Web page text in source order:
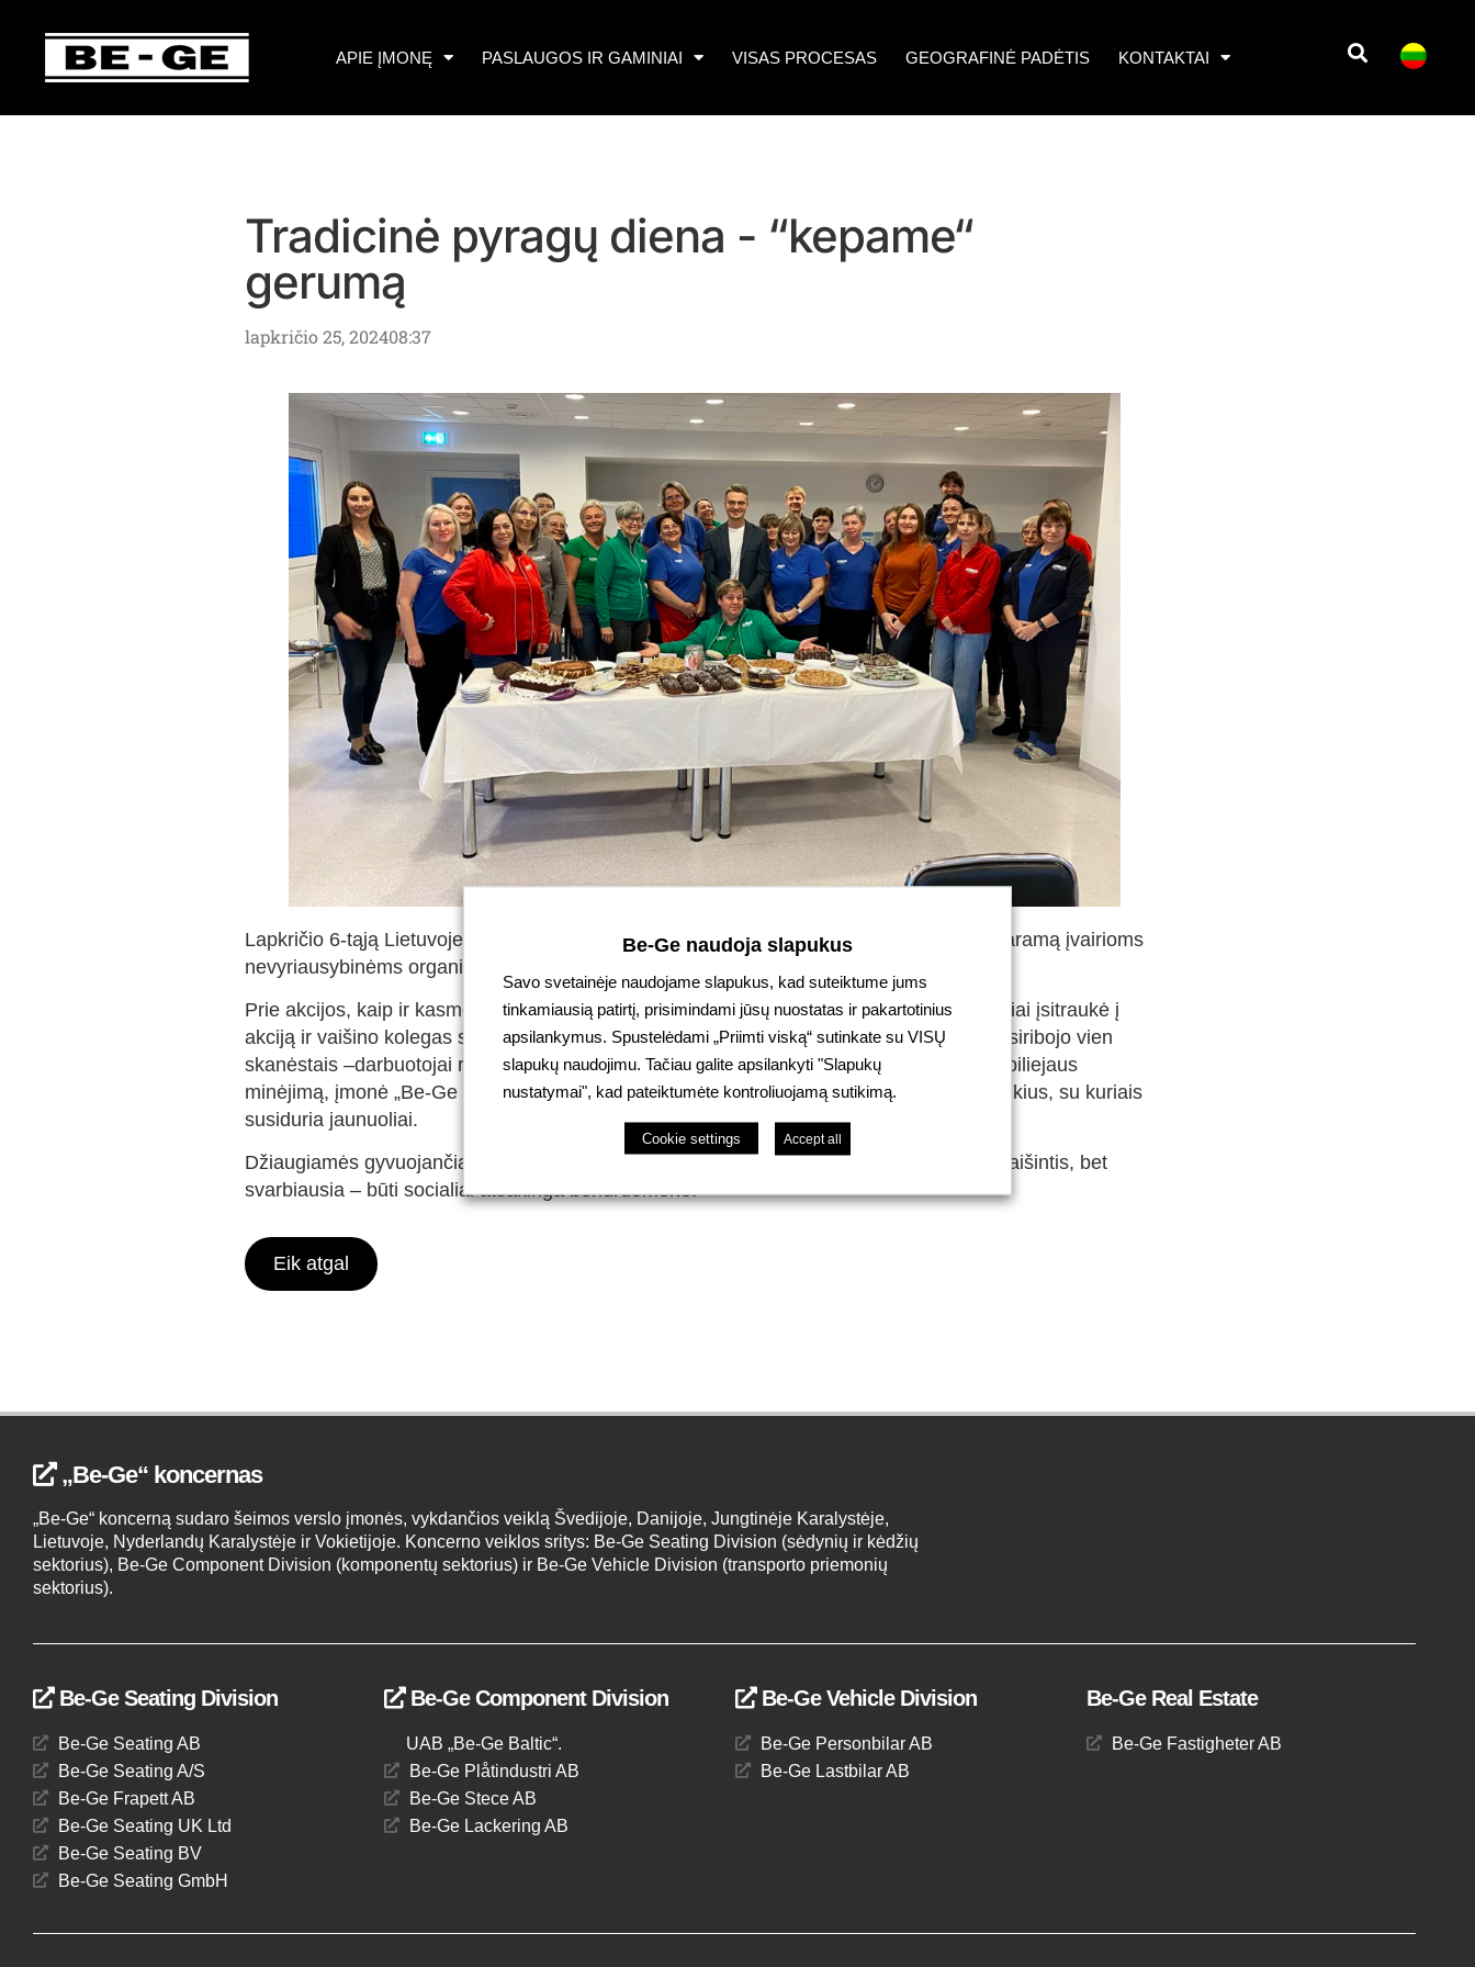
APIE ĮMONĘ PASLAUGOS IR GAMINIAI VISAS PROCESAS GEOGRAFINĖ PADĖTIS KONTAKTAI
Tradicinė pyragų diena - “kepame“
gerumą
lapkričio 25, 202408:37
Lapkričio 6-tąją Lietuvoje minima gerumo akcija „Pyragų diena“, kurios tikslas surinkti paramą įvairioms
nevyriausybinėms organizacijoms.
Prie akcijos, kaip ir kasmet, prisijungė ir „Be-Ge Baltic“ bendruomenė. Darbuotojai aktyviai įsitraukė į
akciją ir vaišino kolegas savo naminiais kepiniais ir kitais desertais. Šventės esmė neapsiribojo vien
skanėstais –darbuotojai rinko lėšas „Jaunimo linijai“. Tęsiant Be-Ge koncerno 90-tojo jubiliejaus
minėjimą, įmonė „Be-Ge Baltic“ kvietė darbuotojus atkreipti dėmesį į jaunąją kartą ir iššūkius, su kuriais
susiduria jaunuoliai.
Džiaugiamės gyvuojančia tradicija ir didžiuojamės dideliu darbuotojų įsitraukimu ne tik vaišintis, bet
svarbiausia – būti socialiai atsakinga bendruomene.
Eik atgal
„Be-Ge“ koncernas
„Be-Ge“ koncerną sudaro šeimos verslo įmonės, vykdančios veiklą Švedijoje, Danijoje, Jungtinėje Karalystėje,
Lietuvoje, Nyderlandų Karalystėje ir Vokietijoje. Koncerno veiklos sritys: Be-Ge Seating Division (sėdynių ir kėdžių
sektorius), Be-Ge Component Division (komponentų sektorius) ir Be-Ge Vehicle Division (transporto priemonių
sektorius).
Be-Ge Seating Division
Be-Ge Seating AB
Be-Ge Seating A/S
Be-Ge Frapett AB
Be-Ge Seating UK Ltd
Be-Ge Seating BV
Be-Ge Seating GmbH
Be-Ge Component Division
UAB „Be-Ge Baltic“.
Be-Ge Plåtindustri AB
Be-Ge Stece AB
Be-Ge Lackering AB
Be-Ge Vehicle Division
Be-Ge Personbilar AB
Be-Ge Lastbilar AB
Be-Ge Real Estate
Be-Ge Fastigheter AB
Be-Ge naudoja slapukus
Savo svetainėje naudojame slapukus, kad suteiktume jums
tinkamiausią patirtį, prisimindami jūsų nuostatas ir pakartotinius
apsilankymus. Spustelėdami „Priimti viską“ sutinkate su VISŲ
slapukų naudojimu. Tačiau galite apsilankyti "Slapukų
nustatymai", kad pateiktumėte kontroliuojamą sutikimą.
Cookie settings Accept all